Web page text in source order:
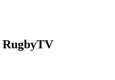
RugbyTV